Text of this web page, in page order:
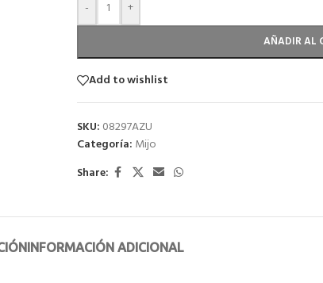
- +
AÑADIR AL
Add to wishlist
SKU: 08297AZU
Categoría: Mijo
Share:
INFORMACIÓN ADICIONAL